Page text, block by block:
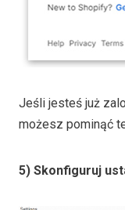
Jeśli jesteś już
możesz pominąć
5) Skonfiguruj